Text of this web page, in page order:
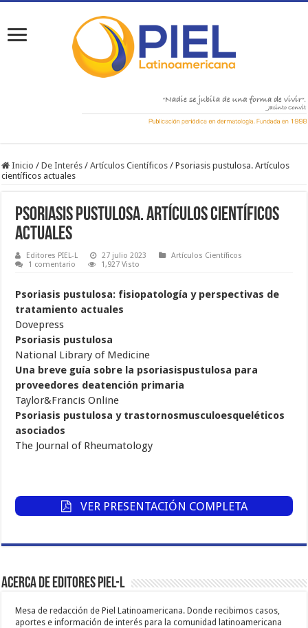
Inicio / De Interés / Artículos Científicos / Psoriasis pustulosa. Artículos
científicos actuales
Psoriasis pustulosa. Artículos científicos
actuales
Editores PIEL-L 27 julio 2023
Artículos Científicos
1 comentario
1,927 Visto
Psoriasis pustulosa: fisiopatología y perspectivas de
tratamiento actuales
Dovepress
Psoriasis pustulosa
National Library of Medicine
Una breve guía sobre la psoriasispustulosa para
proveedores deatención primaria
Taylor&Francis Online
Psoriasis pustulosa y trastornosmusculoesqueléticos
asociados
The Journal of Rheumatology
VER PRESENTACIÓN COMPLETA
Acerca de Editores PIEL-L
Mesa de redacción de Piel Latinoamericana. Donde recibimos casos,
aportes e información de interés para la comunidad latinoamericana